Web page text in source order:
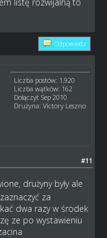
Odpowiedz
Liczba postów: 1,920
Liczba wątków: 162
Dołączył: Sep 2010
Drużyna: Victory Leszno
#11
drużyny były ale
za
dwa razy w środek
ze po wystawieniu